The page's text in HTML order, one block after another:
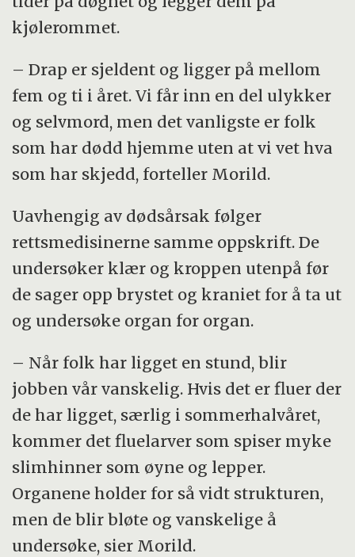
kjølerommet.
– Drap er sjeldent og ligger på mellom
fem og ti i året. Vi får inn en del ulykker
og selvmord, men det vanligste er folk
som har dødd hjemme uten at vi vet hva
som har skjedd, forteller Morild.
Uavhengig av dødsårsak følger
rettsmedisinerne samme oppskrift. De
undersøker klær og kroppen utenpå før
de sager opp brystet og kraniet for å ta ut
og undersøke organ for organ.
– Når folk har ligget en stund, blir
jobben vår vanskelig. Hvis det er fluer der
de har ligget, særlig i sommerhalvåret,
kommer det fluelarver som spiser myke
slimhinner som øyne og lepper.
Organene holder for så vidt strukturen,
men de blir bløte og vanskelige å
undersøke, sier Morild.